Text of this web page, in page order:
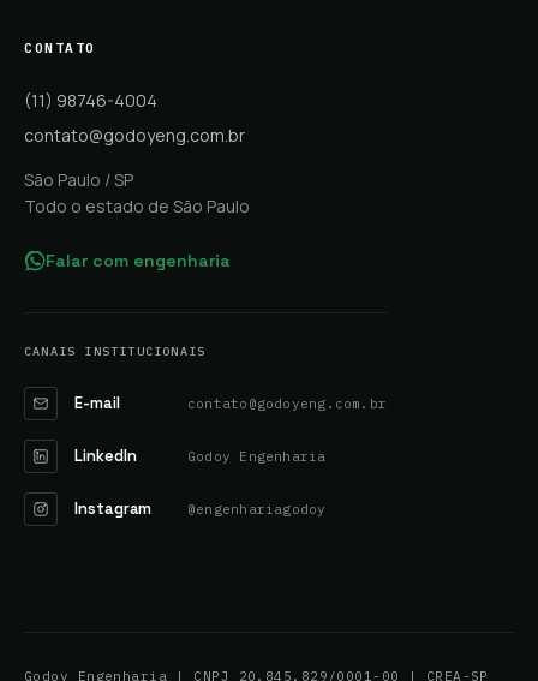
CONTATO
(11) 98746-4004
contato@godoyeng.com.br
São Paulo / SP
Todo o estado de São Paulo
Falar com engenharia
CANAIS INSTITUCIONAIS
E-mail contato@godoyeng.com.br
LinkedIn Godoy Engenharia
Instagram @engenhariagodoy
Godoy Engenharia | CNPJ 20.845.829/0001-00 | CREA-SP